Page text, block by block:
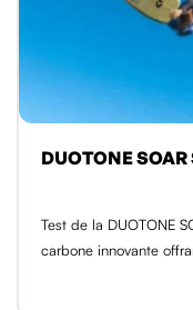
DUOTONE SOAR
Test de la DUOTONE SOAR SLS 2026 : Planche de kitefoil
carbone innovante